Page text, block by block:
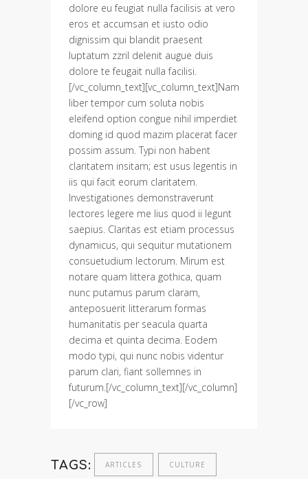
dolore eu feugiat nulla facilisis at vero
eros et accumsan et iusto odio
dignissim qui blandit praesent
luptatum zzril delenit augue duis
dolore te feugait nulla facilisi.
[/vc_column_text][vc_column_text]Nam
liber tempor cum soluta nobis
eleifend option congue nihil imperdiet
doming id quod mazim placerat facer
possim assum. Typi non habent
claritatem insitam; est usus legentis in
iis qui facit eorum claritatem.
Investigationes demonstraverunt
lectores legere me lius quod ii legunt
saepius. Claritas est etiam processus
dynamicus, qui sequitur mutationem
consuetudium lectorum. Mirum est
notare quam littera gothica, quam
nunc putamus parum claram,
anteposuerit litterarum formas
humanitatis per seacula quarta
decima et quinta decima. Eodem
modo typi, qui nunc nobis videntur
parum clari, fiant sollemnes in
futurum.[/vc_column_text][/vc_column]
[/vc_row]
TAGS: ARTICLES CULTURE